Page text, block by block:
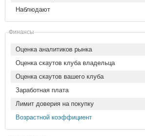
Наблюдают
Финансы
Оценка аналитиков рынка
Оценка скаутов клуба владельца
Оценка скаутов вашего клуба
Заработная плата
Лимит доверия на покупку
Возрастной коэффициент